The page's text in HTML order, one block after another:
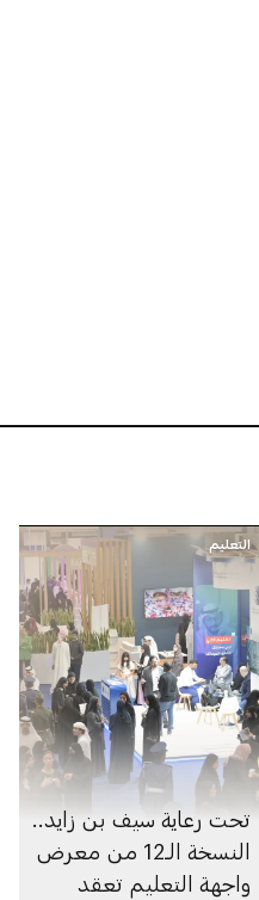
التعليم
تحت رعاية سيف بن زايد..
النسخة الـ12 من معرض
واجهة التعليم تعقد